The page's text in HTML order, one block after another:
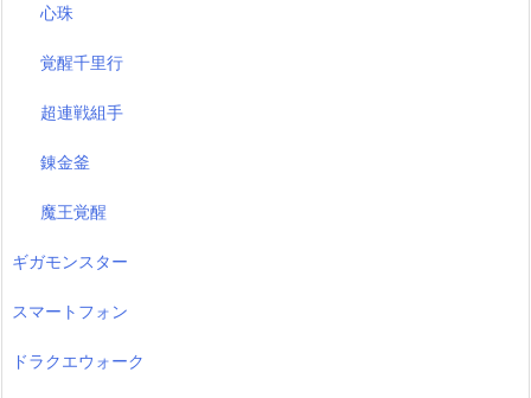
心珠
覚醒千里行
超連戦組手
錬金釜
魔王覚醒
ギガモンスター
スマートフォン
ドラクエウォーク